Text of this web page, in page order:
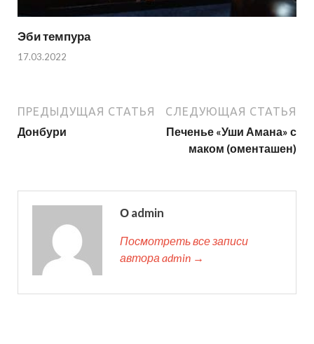
Эби темпура
17.03.2022
ПРЕДЫДУЩАЯ СТАТЬЯ
Донбури
СЛЕДУЮЩАЯ СТАТЬЯ
Печенье «Уши Амана» с
маком (оменташен)
О admin
Посмотреть все записи
автора admin →